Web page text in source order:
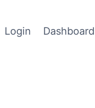
Login Dashboard